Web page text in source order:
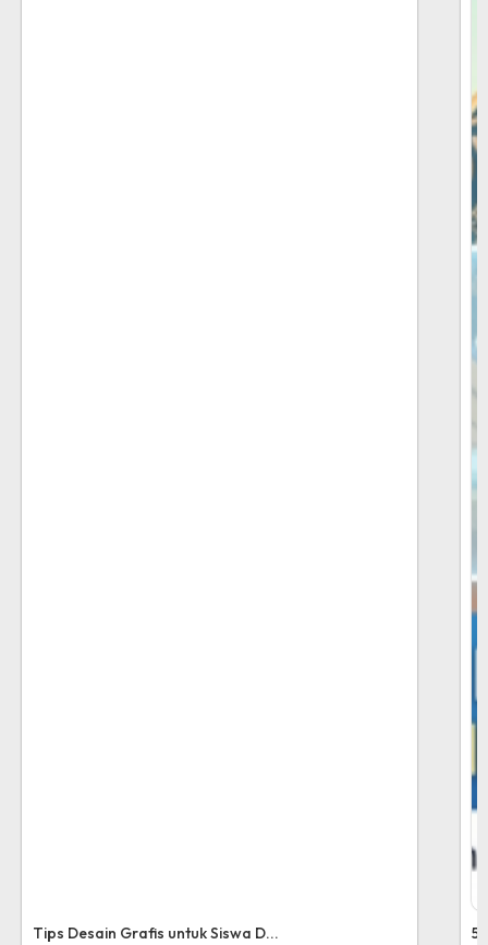
Tips Desain Grafis untuk Siswa D... 5